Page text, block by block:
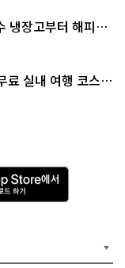
냉장고부터 해피소
료 실내 여행 코스
A
p
p